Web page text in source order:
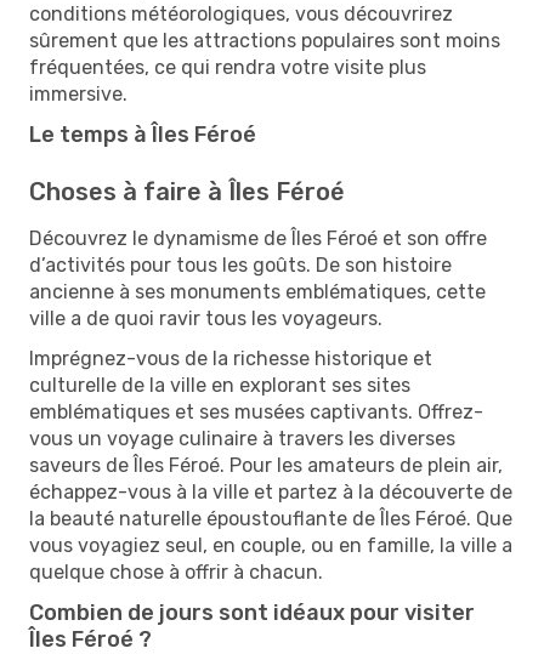
conditions météorologiques, vous découvrirez
sûrement que les attractions populaires sont moins
fréquentées, ce qui rendra votre visite plus
immersive.
Le temps à Îles Féroé
Choses à faire à Îles Féroé
Découvrez le dynamisme de Îles Féroé et son offre
d’activités pour tous les goûts. De son histoire
ancienne à ses monuments emblématiques, cette
ville a de quoi ravir tous les voyageurs.
Imprégnez-vous de la richesse historique et
culturelle de la ville en explorant ses sites
emblématiques et ses musées captivants. Offrez-
vous un voyage culinaire à travers les diverses
saveurs de Îles Féroé. Pour les amateurs de plein air,
échappez-vous à la ville et partez à la découverte de
la beauté naturelle époustouflante de Îles Féroé. Que
vous voyagiez seul, en couple, ou en famille, la ville a
quelque chose à offrir à chacun.
Combien de jours sont idéaux pour visiter
Îles Féroé ?